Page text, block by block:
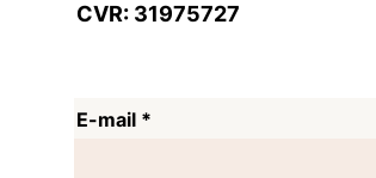
CVR: 31975727
E-mail